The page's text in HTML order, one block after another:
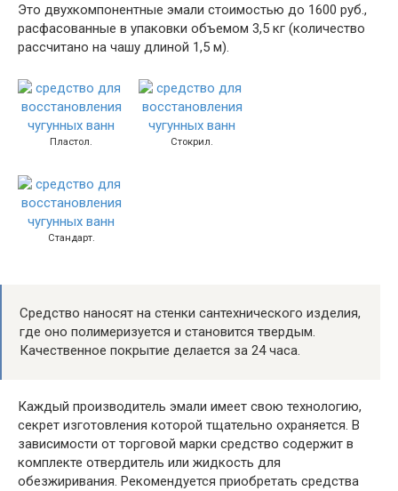
Это двухкомпонентные эмали стоимостью до 1600 руб.,
расфасованные в упаковки объемом 3,5 кг (количество
рассчитано на чашу длиной 1,5 м).
Пластол. Стокрил.
Стандарт.
Средство наносят на стенки сантехнического изделия,
где оно полимеризуется и становится твердым.
Качественное покрытие делается за 24 часа.
Каждый производитель эмали имеет свою технологию,
секрет изготовления которой тщательно охраняется. В
зависимости от торговой марки средство содержит в
комплекте отвердитель или жидкость для
обезжиривания. Рекомендуется приобретать средства